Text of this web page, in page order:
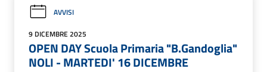
AVVISI
9 DICEMBRE 2025
OPEN DAY Scuola Primaria "B.Gandoglia"
NOLI - MARTEDI' 16 DICEMBRE